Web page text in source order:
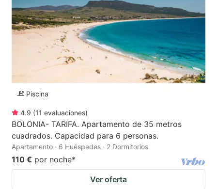
Piscina
4.9 (11 evaluaciones)
BOLONIA- TARIFA. Apartamento de 35 metros
cuadrados. Capacidad para 6 personas.
Apartamento · 6 Huéspedes · 2 Dormitorios
110 € por noche*
Ver oferta